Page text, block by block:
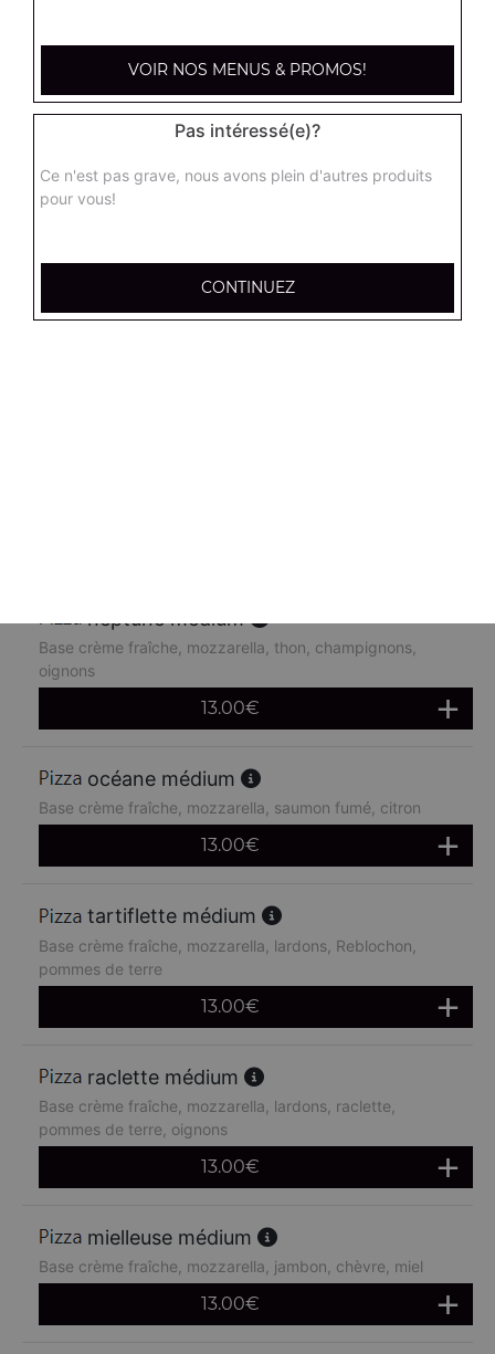
13.00€
Base sauce tomate, boeuf, jambon, poulet, merguez
supreme sucuk médium
Base sauce tomate, oignons, poivrons, champignons,
neptune médium
Base crème fraîche, mozzarella, thon, champignons,
oignons
13.00€
océane médium
Base crème fraîche, mozzarella, saumon fumé, citron
13.00€
tartiflette médium
Base crème fraîche, mozzarella, lardons, Reblochon,
pommes de terre
13.00€
raclette médium
Base crème fraîche, mozzarella, lardons, raclette,
pommes de terre, oignons
13.00€
mielleuse médium
Base crème fraîche, mozzarella, jambon, chèvre, miel
13.00€
VOIR NOS MENUS & PROMOS!
Pas intéressé(e)?
Ce n'est pas grave, nous avons plein d'autres produits
pour vous!
CONTINUEZ